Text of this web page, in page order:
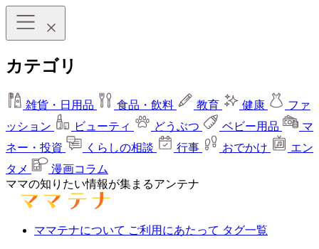
カテゴリ
雑貨・日用品 食品・飲料 教育 健康
ファ
ッション
ビューティ どうぶつ ベビー用品
マ
ネー・投資
くらしの相談 行事 おでかけ
エン
タメ
漫画コラム
ママの知りたい情報が集まるアンテナ
ママテナについて ご利用にあたって タグ一覧